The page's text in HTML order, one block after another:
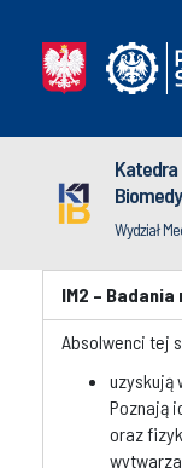
Katedra
Wydział
IM2 –
Absolwenci tej
uzyskują
Poznają
oraz